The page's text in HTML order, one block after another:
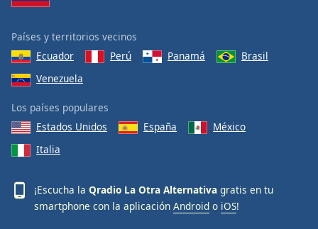
Países y territorios vecinos
Ecuador
Perú Panamá
Brasil
Venezuela
Los países populares
Estados Unidos
España
México
Italia
¡Escucha la Qradio La Otra Alternativa gratis en tu
smartphone con la aplicación Android o iOS!